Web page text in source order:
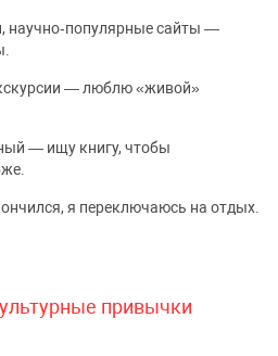
научно‑популярные сайты —
— люблю «живой»
— ищу книгу, чтобы
я переключаюсь на отдых.
привычки